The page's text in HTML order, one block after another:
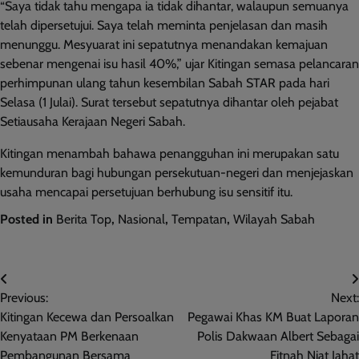
“Saya tidak tahu mengapa ia tidak dihantar, walaupun semuanya
telah dipersetujui. Saya telah meminta penjelasan dan masih
menunggu. Mesyuarat ini sepatutnya menandakan kemajuan
sebenar mengenai isu hasil 40%,” ujar Kitingan semasa pelancaran
perhimpunan ulang tahun kesembilan Sabah STAR pada hari
Selasa (1 Julai). Surat tersebut sepatutnya dihantar oleh pejabat
Setiausaha Kerajaan Negeri Sabah.
Kitingan menambah bahawa penangguhan ini merupakan satu
kemunduran bagi hubungan persekutuan-negeri dan menjejaskan
usaha mencapai persetujuan berhubung isu sensitif itu.
Posted in Berita Top, Nasional, Tempatan, Wilayah Sabah
Post
navigation
Previous:
Kitingan Kecewa dan Persoalkan
Kenyataan PM Berkenaan
Pembangunan Bersama
Next:
Pegawai Khas KM Buat Laporan
Polis Dakwaan Albert Sebagai
Fitnah Niat Jahat